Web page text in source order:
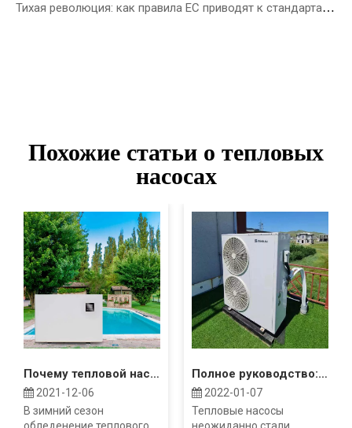
Тихая революция: как правила ЕС приводят к стандартам шума тепловых насосов
Похожие статьи о тепловых
насосах
Почему тепловой насос моего бассейна замерзает?
2021-12-06
В зимний сезон
Полное руководство: Затраты на воздушный тепловой насос
2022-01-07
Тепловые насосы